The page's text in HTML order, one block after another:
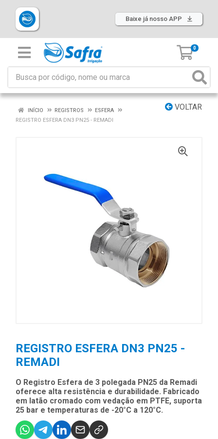
Baixe já nosso APP
0
VOLTAR
INÍCIO REGISTROS
ESFERA
REGISTRO ESFERA DN3 PN25 - REMADI
REGISTRO ESFERA DN3 PN25 -
REMADI
O Registro Esfera de 3 polegada PN25 da Remadi
oferece alta resistência e durabilidade. Fabricado
em latão cromado com vedação em PTFE, suporta
25 bar e temperaturas de -20°C a 120°C.